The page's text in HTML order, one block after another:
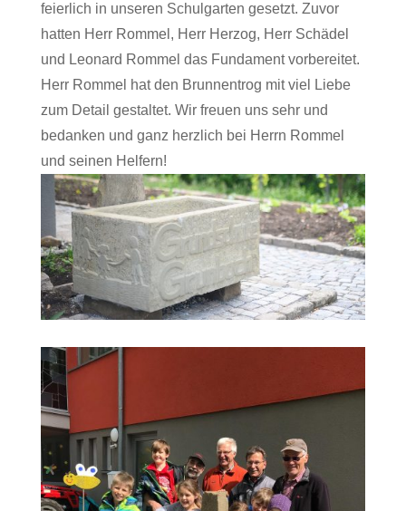
feierlich in unseren Schulgarten gesetzt. Zuvor
hatten Herr Rommel, Herr Herzog, Herr Schädel
und Leonard Rommel das Fundament vorbereitet.
Herr Rommel hat den Brunnentrog mit viel Liebe
zum Detail gestaltet. Wir freuen uns sehr und
bedanken und ganz herzlich bei Herrn Rommel
und seinen Helfern!